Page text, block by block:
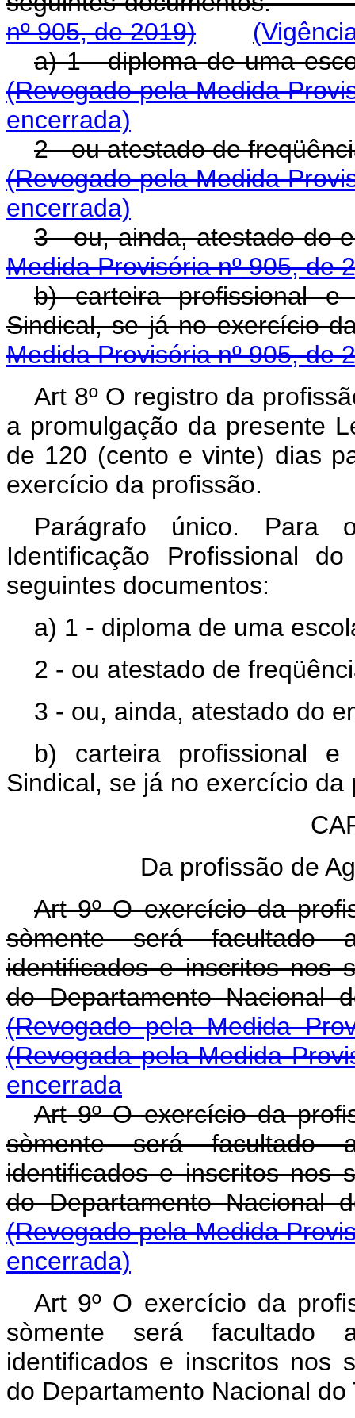
nº 905, de 2019)
a) 1 - diploma de uma
(Revogado pela Medida
encerrada)
2 - ou atestado de
(Revogado pela Medida
encerrada)
3 - ou, ainda,
Medida Provisória nº 905, de
b) carteira profissional
Sindical, se já no
Medida Provisória nº 905, de
Art 8º O registro da
a promulgação da presente
de 120 (cento e vinte) dias
exercício da profissão.
Parágrafo único.
Identificação Profissional
seguintes documentos:
a) 1 - diploma de uma
2 - ou atestado de
3 - ou, ainda, atestado do
b) carteira profissional
Sindical, se já no exercício da
Da profissão de
Art 9º O exercício da
sòmente será facultado
identificados e inscritos nos
do Departamento Nacional
(Revogado pela Medida
(Revogada pela Medida
encerrada
Art 9º O exercício da
sòmente será facultado
identificados e inscritos nos
do Departamento Nacional
(Revogado pela Medida
encerrada)
Art 9º O exercício da
sòmente será facultado
identificados e inscritos nos
do Departamento Nacional do